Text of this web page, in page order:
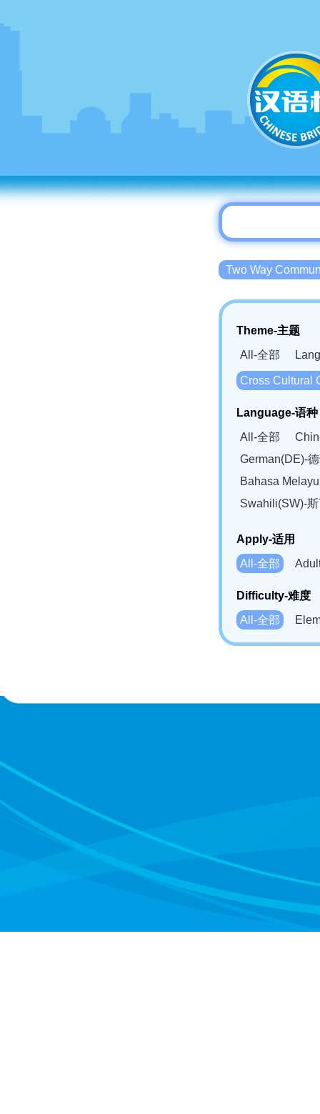
Two Way
Theme-主题
All-全部
Cross Cultural
Language-语种
All-全部
German(DE)-
Bahasa
Swahili(SW)-
Apply-适用
All-全部
Difficulty-难度
All-全部